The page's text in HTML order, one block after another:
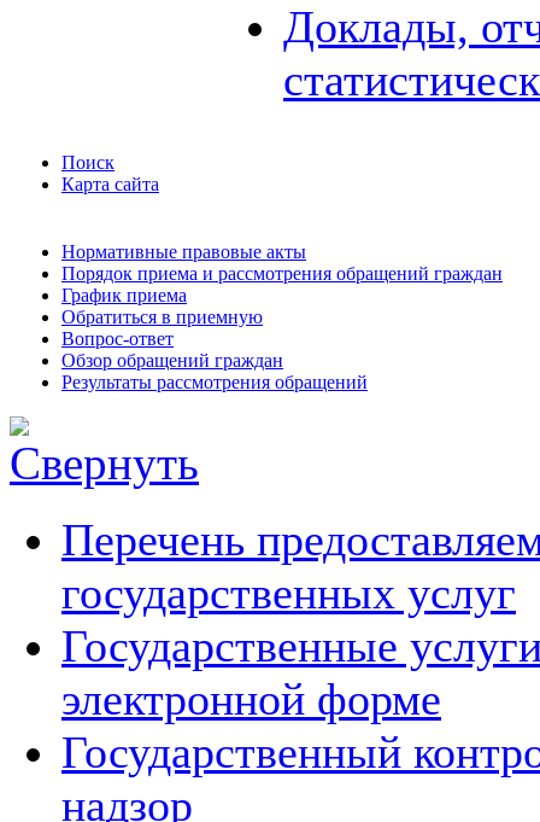
Доклады,
Поиск
Карта сайта
Нормативные правовые акты
Порядок приема и рассмотрения обращений граждан
График приема
Обратиться в приемную
Вопрос-ответ
Обзор обращений граждан
Результаты рассмотрения обращений
Перечень
государственных услуг
Государственные
электронной форме
Государственный
надзор